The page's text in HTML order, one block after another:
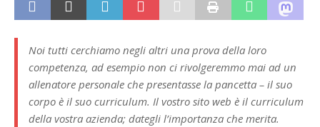
Noi tutti cerchiamo negli altri una prova della loro
competenza, ad esempio non ci rivolgeremmo mai ad un
allenatore personale che presentasse la pancetta – il suo
corpo è il suo curriculum. Il vostro sito web è il curriculum
della vostra azienda; dategli l’importanza che merita.